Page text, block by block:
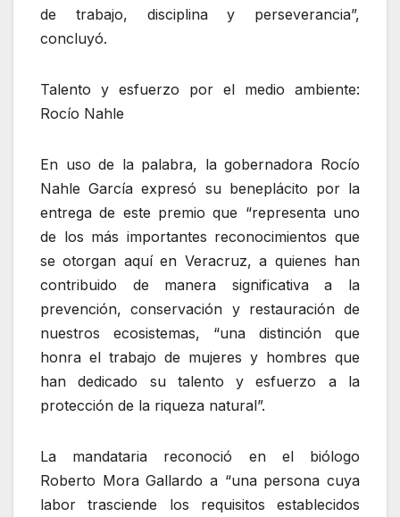
de trabajo, disciplina y perseverancia”,
concluyó.
Talento y esfuerzo por el medio ambiente:
Rocío Nahle
En uso de la palabra, la gobernadora Rocío
Nahle García expresó su beneplácito por la
entrega de este premio que “representa uno
de los más importantes reconocimientos que
se otorgan aquí en Veracruz, a quienes han
contribuido de manera significativa a la
prevención, conservación y restauración de
nuestros ecosistemas, “una distinción que
honra el trabajo de mujeres y hombres que
han dedicado su talento y esfuerzo a la
protección de la riqueza natural”.
La mandataria reconoció en el biólogo
Roberto Mora Gallardo a “una persona cuya
labor trasciende los requisitos establecidos